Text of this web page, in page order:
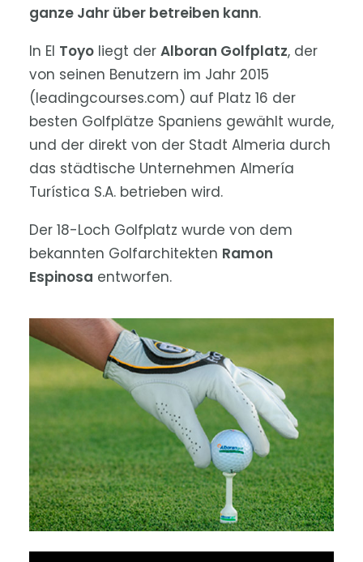
ganze Jahr über betreiben kann.
In El Toyo liegt der Alboran Golfplatz, der
von seinen Benutzern im Jahr 2015
(leadingcourses.com) auf Platz 16 der
besten Golfplätze Spaniens gewählt wurde,
und der direkt von der Stadt Almeria durch
das städtische Unternehmen Almería
Turística S.A. betrieben wird.
Der 18-Loch Golfplatz wurde von dem
bekannten Golfarchitekten Ramon
Espinosa entworfen.